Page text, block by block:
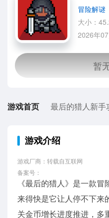
冒险解谜
大小：
2026年
游戏首页 最后的猎人新手
游戏介绍
游戏厂商：转载自互联网
备案号：
《最后的猎人》是一款
来得快是它让人停不下来
关金币增长进度推进，多